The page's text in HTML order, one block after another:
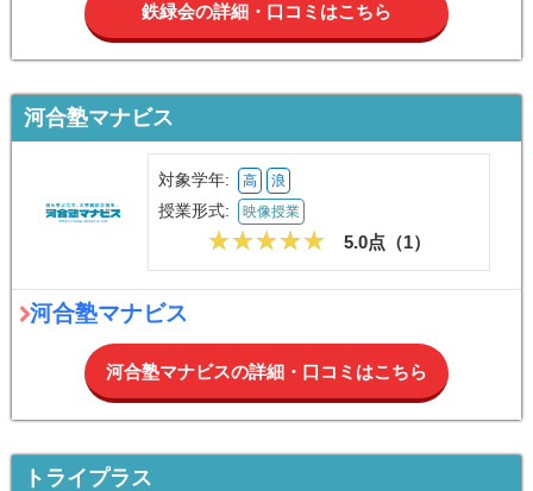
鉄緑会の詳細・口コミはこちら
河合塾マナビス
対象学年: 高 浪
授業形式: 映像授業
5.0点（1）
河合塾マナビス
河合塾マナビスの詳細・口コミはこちら
トライプラス